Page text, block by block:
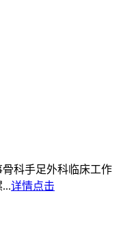
科手足外科临床工作
详情点击